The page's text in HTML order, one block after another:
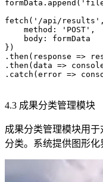
fetch('/api/
    method: 'POST',
    body: formData
})
.then(response =>
.then(data =>
.catch(error =>
4.3 成果分类管理模块
成果分类管理模块用
分类。系统提供图形化